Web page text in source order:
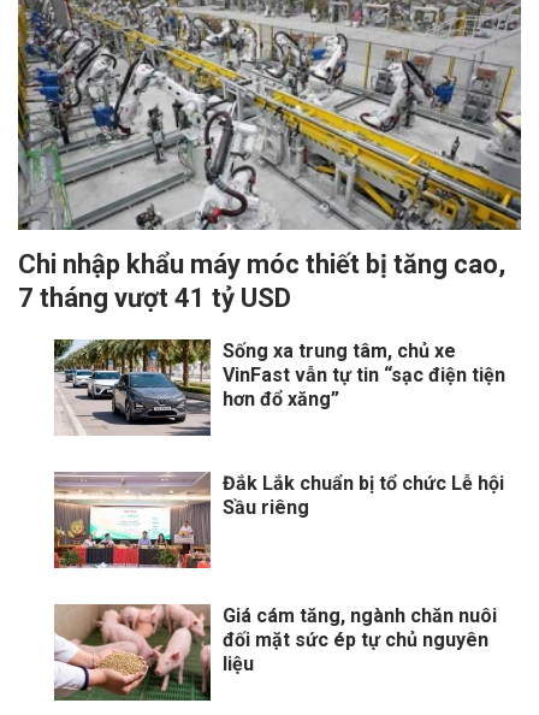
Chi nhập khẩu máy móc thiết bị tăng cao,
7 tháng vượt 41 tỷ USD
Sống xa trung tâm, chủ xe
VinFast vẫn tự tin “sạc điện tiện
hơn đổ xăng”
Đắk Lắk chuẩn bị tổ chức Lễ hội
Sầu riêng
Giá cám tăng, ngành chăn nuôi
đối mặt sức ép tự chủ nguyên
liệu